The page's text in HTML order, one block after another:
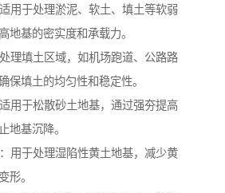
用于处理淤泥、软土、填土等软弱
地基的密实度和承载力。
理填土区域，如机场跑道、公路路
保填土的均匀性和稳定性。
用于松散砂土地基，通过强夯提高
地基沉降。
用于处理湿陷性黄土地基，减少黄
形。